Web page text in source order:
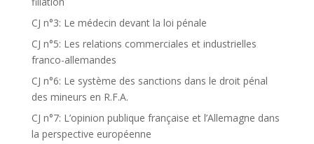
CJ n°3: Le médecin devant la loi pénale
CJ n°5: Les relations commerciales et industrielles
franco-allemandes
CJ n°6: Le système des sanctions dans le droit pénal
des mineurs en R.F.A.
CJ n°7: L’opinion publique française et l’Allemagne dans
la perspective européenne